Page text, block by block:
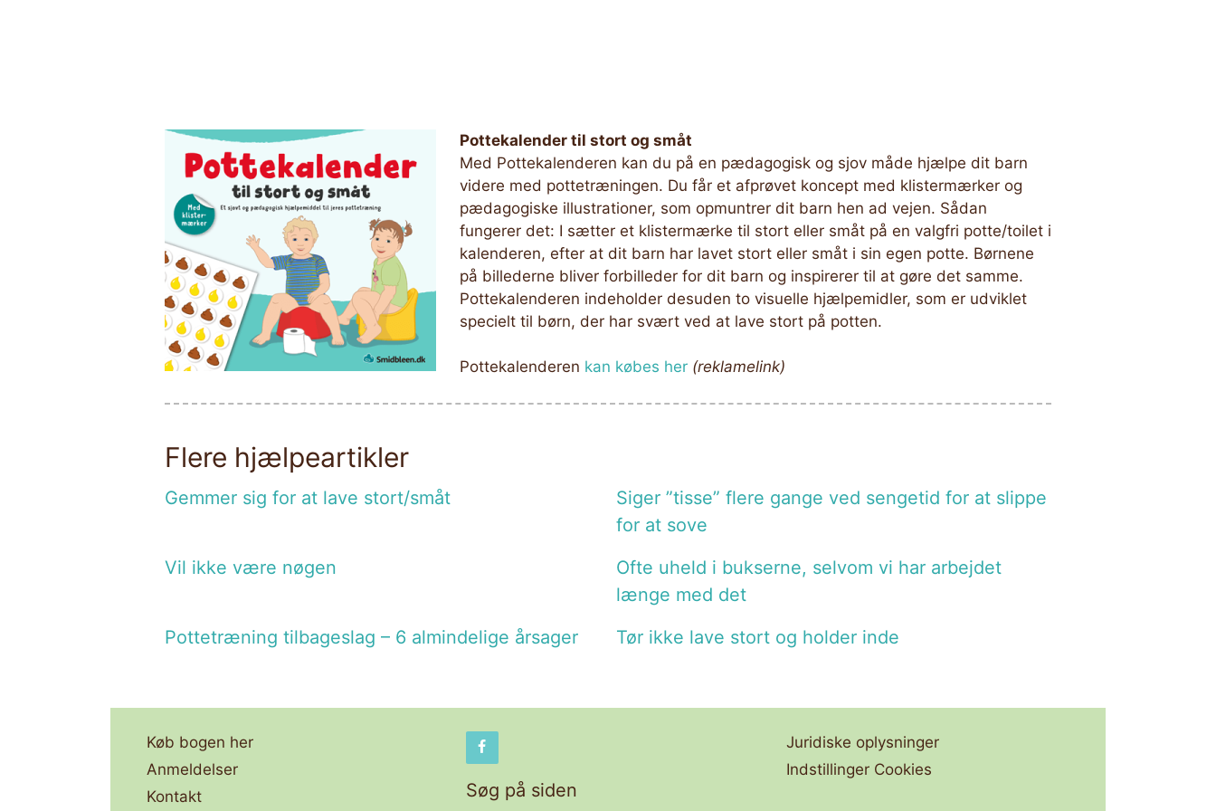
Pottekalender til stort og småt
Med Pottekalenderen kan du på en pædagogisk og sjov måde hjælpe dit barn
videre med pottetræningen. Du får et afprøvet koncept med klistermærker og
pædagogiske illustrationer, som opmuntrer dit barn hen ad vejen. Sådan
fungerer det: I sætter et klistermærke til stort eller småt på en valgfri potte/toilet i
kalenderen, efter at dit barn har lavet stort eller småt i sin egen potte. Børnene
på billederne bliver forbilleder for dit barn og inspirerer til at gøre det samme.
Pottekalenderen indeholder desuden to visuelle hjælpemidler, som er udviklet
specielt til børn, der har svært ved at lave stort på potten.
Pottekalenderen kan købes her (reklamelink)
Flere hjælpeartikler
Gemmer sig for at lave stort/småt
Siger ”tisse” flere gange ved sengetid for at slippe
for at sove
Vil ikke være nøgen
Ofte uheld i bukserne, selvom vi har arbejdet
længe med det
Pottetræning tilbageslag – 6 almindelige årsager
Tør ikke lave stort og holder inde
Køb bogen her
Anmeldelser
Kontakt
Søg på siden
Juridiske oplysninger
Indstillinger Cookies